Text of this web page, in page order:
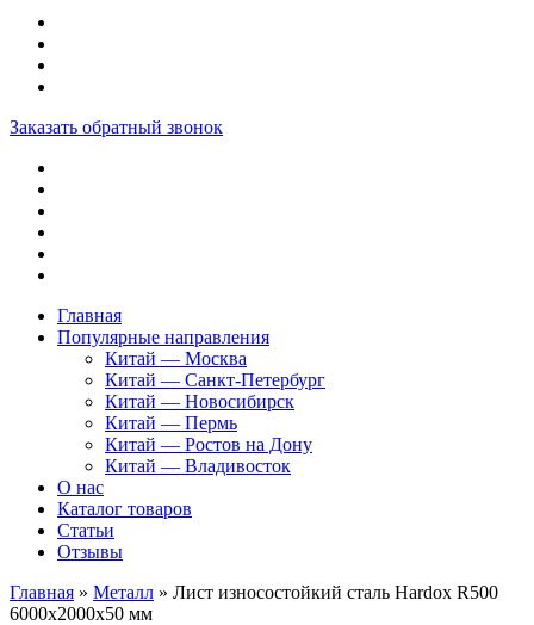
Заказать обратный звонок
Главная
Популярные направления
Китай — Москва
Китай — Санкт-Петербург
Китай — Новосибирск
Китай — Пермь
Китай — Ростов на Дону
Китай — Владивосток
О нас
Каталог товаров
Статьи
Отзывы
Главная » Металл » Лист износостойкий сталь Hardox R500
6000х2000х50 мм